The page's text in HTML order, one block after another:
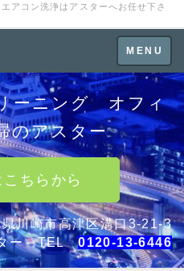
アコン洗浄はアスターへお任せ下さ
Toggle
navigation
MENU
ーニング オフィ
のアスター
ちらから
川崎市高津区溝口3-21-3
ター TEL0120-13-6446